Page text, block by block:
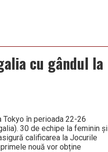
cu gândul la
în perioada 22-26
30 de echipe la feminin și
calificarea la Jocurile
nouă vor obține